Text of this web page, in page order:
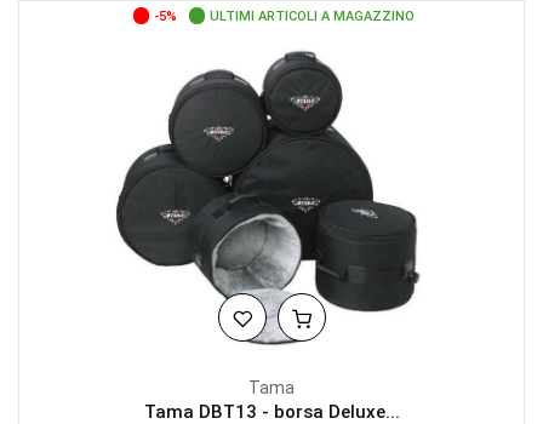
-5% ULTIMI ARTICOLI A MAGAZZINO
Tama
Tama DBT13 - borsa Deluxe...